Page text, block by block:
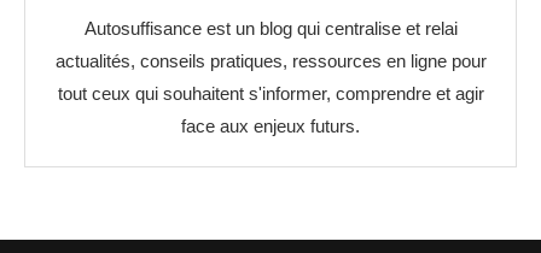
Autosuffisance est un blog qui centralise et relai
actualités, conseils pratiques, ressources en ligne pour
tout ceux qui souhaitent s'informer, comprendre et agir
face aux enjeux futurs.